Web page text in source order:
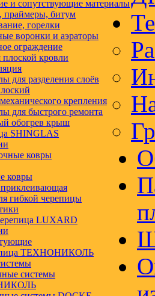
и сопутствующие материалы
праймеры, битум
горелки
воронки и аэраторы
ограждение
кровли
для разделения слоёв
крепления
для быстрого ремонта
обогрев крыш
SHINGLAS
ковры
ковры
гибкой черепицы
LUXARD
ТЕХНОНИКОЛЬ
системы